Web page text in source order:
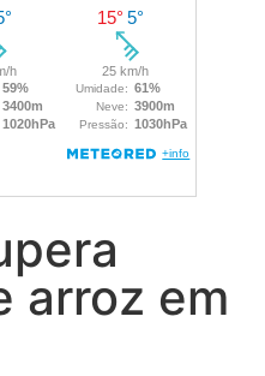
arroz em